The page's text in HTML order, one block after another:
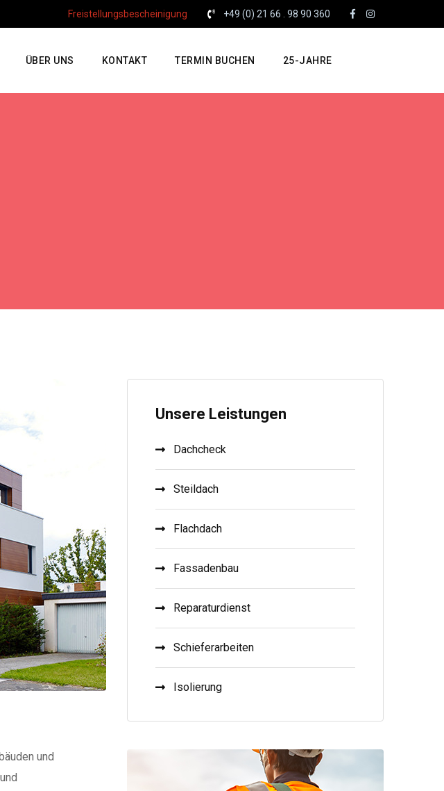
Freistellungsbescheinigung +49 (0) 21 66 . 98 90 360
ÜBER UNS KONTAKT TERMIN BUCHEN 25-JAHRE
und
Unsere Leistungen
Dachcheck
Steildach
Flachdach
Fassadenbau
Reparaturdienst
Schieferarbeiten
Isolierung